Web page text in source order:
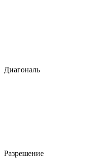
Диагональ
Разрешение